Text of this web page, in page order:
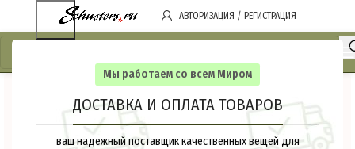
Мы работаем со всем Миром
ДОСТАВКА И ОПЛАТА ТОВАРОВ
ваш надежный поставщик качественных вещей для
АВТОРИЗАЦИЯ / РЕГИСТРАЦИЯ